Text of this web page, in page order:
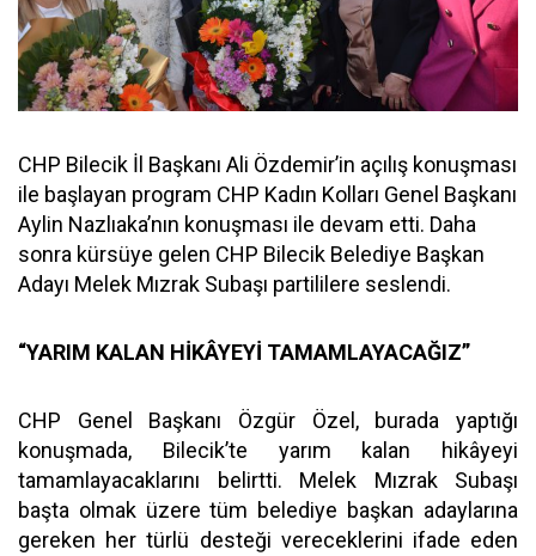
CHP Bilecik İl Başkanı Ali Özdemir’in açılış konuşması
ile başlayan program CHP Kadın Kolları Genel Başkanı
Aylin Nazlıaka’nın konuşması ile devam etti. Daha
sonra kürsüye gelen CHP Bilecik Belediye Başkan
Adayı Melek Mızrak Subaşı partililere seslendi.
“YARIM KALAN HİKÂYEYİ TAMAMLAYACAĞIZ”
CHP Genel Başkanı Özgür Özel, burada yaptığı
konuşmada, Bilecik’te yarım kalan hikâyeyi
tamamlayacaklarını belirtti. Melek Mızrak Subaşı
başta olmak üzere tüm belediye başkan adaylarına
gereken her türlü desteği vereceklerini ifade eden